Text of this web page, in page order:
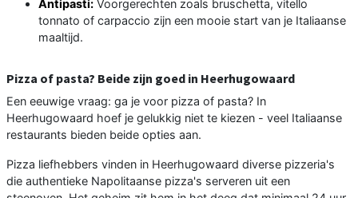
Antipasti: Voorgerechten zoals bruschetta, vitello
tonnato of carpaccio zijn een mooie start van je Italiaanse
maaltijd.
Pizza of pasta? Beide zijn goed in Heerhugowaard
Een eeuwige vraag: ga je voor pizza of pasta? In
Heerhugowaard hoef je gelukkig niet te kiezen - veel Italiaanse
restaurants bieden beide opties aan.
Pizza liefhebbers vinden in Heerhugowaard diverse pizzeria's
die authentieke Napolitaanse pizza's serveren uit een